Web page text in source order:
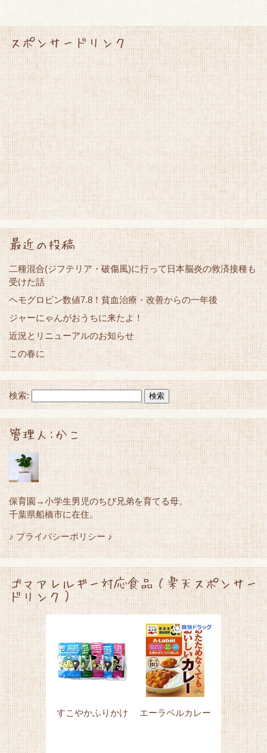
スポンサードリンク
最近の投稿
二種混合(ジフテリア・破傷風)に行って日本脳炎の救済接種も
受けた話
ヘモグロビン数値7.8！貧血治療・改善からの一年後
ジャーにゃんがおうちに来たよ！
近況とリニューアルのお知らせ
この春に
検索:
管理人:かこ
保育園→小学生男児のちび兄弟を育てる母。
千葉県船橋市に在住。
♪ プライバシーポリシー ♪
ゴマアレルギー対応食品（楽天スポンサー
ドリンク）
すこやかふりかけ エーラベルカレー